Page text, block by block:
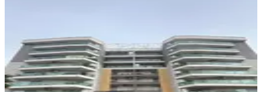
Akhisar, Hürriyet Mahallesi
4+1·165 m²·3. Kat·05.08.2026
40.000 ₺